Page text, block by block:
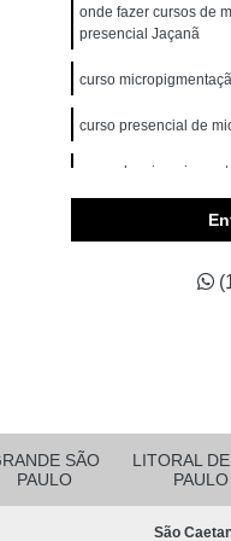
3d
Barba Fio a Fio Rio
do Sul
onde fazer cursos de
presencial Jaçanã
curso
curso presencial de
curso de
SÃO
PAULO
LITORAL
PAULO
São